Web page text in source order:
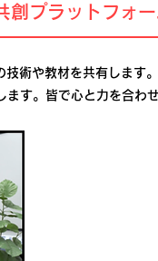
創プラットフォ
術や教材を共有します
す。皆で心と力を合わ